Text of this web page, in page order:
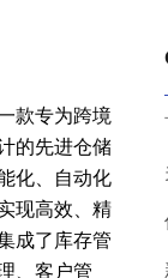
款专为跨境
的先进仓储
化、自动化
现高效、精
成了库存管
、客户管